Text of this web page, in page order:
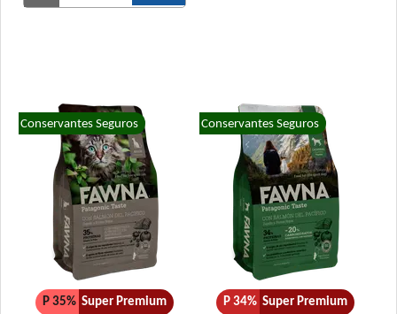
Conservantes Seguros
P 35% Super Premium
Conservantes Seguros
P 34% Super Premium